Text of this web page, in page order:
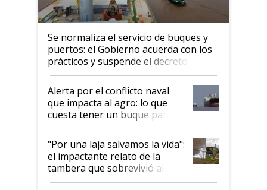
Se normaliza el servicio de buques y
puertos: el Gobierno acuerda con los
prácticos y suspende el decreto de
desregulación
Alerta por el conflicto naval
que impacta al agro: lo que
cuesta tener un buque parado
y el peligro de que Argentina
pase a ser "país sucio"
"Por una laja salvamos la vida":
el impactante relato de la
tambera que sobrevivió al
tornado